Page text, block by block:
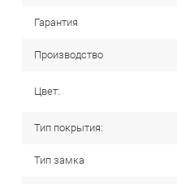
Гарантия
Производство
Цвет:
Тип покрытия:
Тип замка